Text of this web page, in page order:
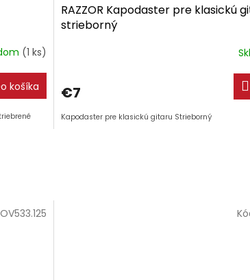
(1 ks)
košíka
RAZZOR Kapodaster pre klasickú
strieborný
€7
Kapodaster pre klasickú gitaru Strieborný
OV533.125